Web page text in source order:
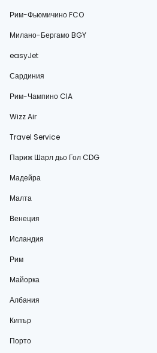
Рим-Фьюмичино FCO
Милано-Бергамо BGY
easyJet
Сардиния
Рим-Чампино CIA
Wizz Air
Travel Service
Париж Шарл дьо Гол CDG
Мадейра
Малта
Венеция
Исландия
Рим
Майорка
Албания
Кипър
Порто